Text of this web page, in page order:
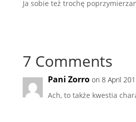
Ja sobie też trochę
7 Comments
Pani Zorro on 8 April
Ach, to także kwestia